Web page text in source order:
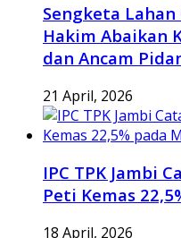
Sengketa
Hakim Abaikan
dan Ancam
21 April, 2026
IPC TPK Jambi
Peti Kemas
18 April, 2026